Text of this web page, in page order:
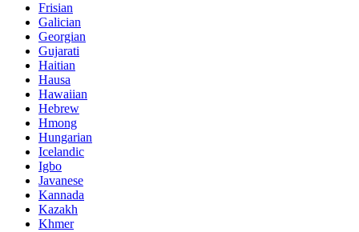
Frisian
Galician
Georgian
Gujarati
Haitian
Hausa
Hawaiian
Hebrew
Hmong
Hungarian
Icelandic
Igbo
Javanese
Kannada
Kazakh
Khmer